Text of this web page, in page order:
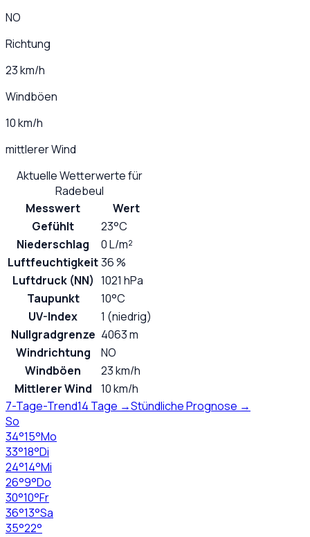
NO
Richtung
23 km/h
Windböen
10 km/h
mittlerer Wind
Aktuelle Wetterwerte für
Radebeul
Messwert
Wert
Gefühlt
23°C
Niederschlag
0 L/m²
Luftfeuchtigkeit36 %
Luftdruck (NN) 1021 hPa
Taupunkt
10°C
UV-Index
1 (niedrig)
Nullgradgrenze 4063 m
Windrichtung
NO
Windböen
23 km/h
Mittlerer Wind
10 km/h
7-Tage-Trend14 Tage →Stündliche Prognose →
So
34°15°Mo
33°18°Di
24°14°Mi
26°9°Do
30°10°Fr
36°13°Sa
35°22°